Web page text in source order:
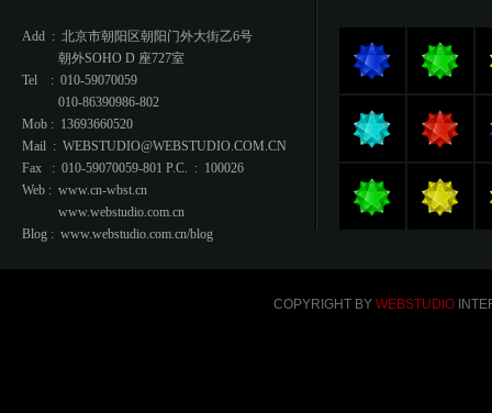
Add : 北京市朝阳区朝阳门外大街乙6号
朝外SOHO D 座727室
Tel : 010-59070059
010-86390986-802
Mob : 13693660520
Mail : WEBSTUDIO@WEBSTUDIO.COM.CN
Fax : 010-59070059-801 P.C. : 100026
Web : www.cn-wbst.cn
www.webstudio.com.cn
Blog : www.webstudio.com.cn/blog
COPYRIGHT BY WEBSTUDIO